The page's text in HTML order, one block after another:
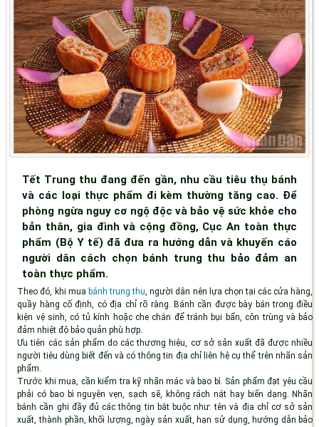
Tết Trung thu đang đến gần, nhu cầu tiêu thụ bánh
và các loại thực phẩm đi kèm thường tăng cao. Để
phòng ngừa nguy cơ ngộ độc và bảo vệ sức khỏe cho
bản thân, gia đình và cộng đồng, Cục An toàn thực
phẩm (Bộ Y tế) đã đưa ra hướng dẫn và khuyến cáo
người dân cách chọn bánh trung thu bảo đảm an
toàn thực phẩm.
Theo đó, khi mua bánh trung thu, người dân nên lựa chọn tại các cửa hàng,
quầy hàng cố định, có địa chỉ rõ ràng. Bánh cần được bày bán trong điều
kiện vệ sinh, có tủ kính hoặc che chắn để tránh bụi bẩn, côn trùng và bảo
đảm nhiệt độ bảo quản phù hợp.
Ưu tiên các sản phẩm do các thương hiệu, cơ sở sản xuất đã được nhiều
người tiêu dùng biết đến và có thông tin địa chỉ liên hệ cụ thể trên nhãn sản
phẩm.
Trước khi mua, cần kiểm tra kỹ nhãn mác và bao bì. Sản phẩm đạt yêu cầu
phải có bao bì nguyên vẹn, sạch sẽ, không rách nát hay biến dạng. Nhãn
bánh cần ghi đầy đủ các thông tin bắt buộc như: tên và địa chỉ cơ sở sản
xuất, thành phần, khối lượng, ngày sản xuất, hạn sử dụng, hướng dẫn bảo